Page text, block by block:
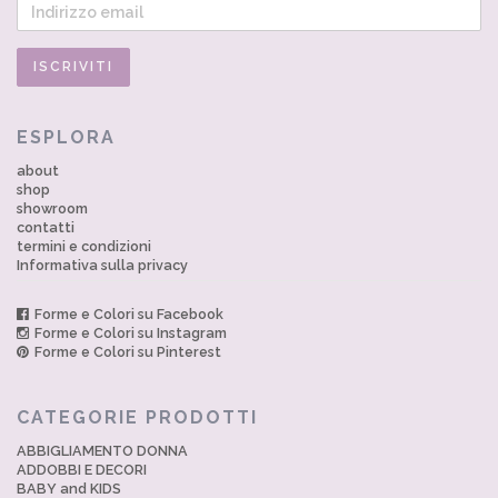
ESPLORA
about
shop
showroom
contatti
termini e condizioni
Informativa sulla privacy
Forme e Colori su Facebook
Forme e Colori su Instagram
Forme e Colori su Pinterest
CATEGORIE PRODOTTI
ABBIGLIAMENTO DONNA
ADDOBBI E DECORI
BABY and KIDS